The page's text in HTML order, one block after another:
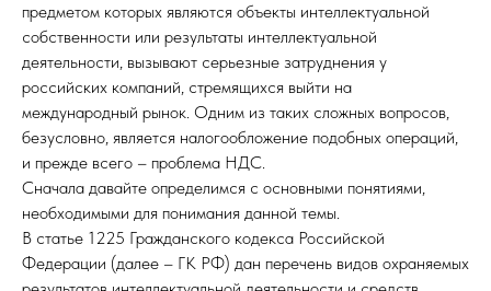
предметом которых являются объекты интеллектуальной
собственности или результаты интеллектуальной
деятельности, вызывают серьезные затруднения у
российских компаний, стремящихся выйти на
международный рынок. Одним из таких сложных вопросов,
безусловно, является налогообложение подобных операций,
и прежде всего – проблема НДС.
Сначала давайте определимся с основными понятиями,
необходимыми для понимания данной темы.
В статье 1225 Гражданского кодекса Российской
Федерации (далее – ГК РФ) дан перечень видов охраняемых